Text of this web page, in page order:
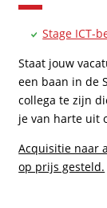
Stage ICT-
Staat jouw
een baan in de
collega te zijn
je van harte uit
Acquisitie naar
op prijs gesteld.